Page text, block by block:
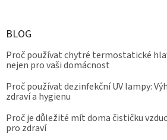
BLOG
Proč používat chytré termostatické
nejen pro vaši domácnost
Proč používat dezinfekční UV lampy:
zdraví a hygienu
Proč je důležité mít doma čističku
pro zdraví